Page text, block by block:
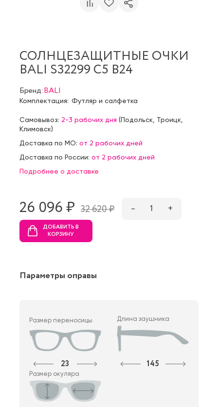
СОЛНЦЕЗАЩИТНЫЕ ОЧКИ
BALI S32299 C5 B24
Бренд:BALI
Комплектация: Футляр и салфетка
Самовывоз: 2-3 рабочих дня (Подольск Троицк
Климовск)
Доставка по МО: от 2 рабочих дней
Доставка по России: от 2 рабочих дней
Подробнее о доставке
26 096 ₷ 32 620 ₷ – 1 +
ДОБАВИТЬ В
КОРЗИНУ
Параметры оправы
Размер переносицы
23
Длина заушника
145
Размер окуляра